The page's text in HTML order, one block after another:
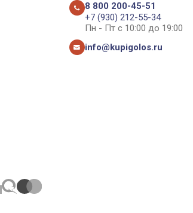
8 800 200-45-51
+7 (930) 212-55-34
Пн - Пт с 10:00 до 19:00
info@kupigolos.ru